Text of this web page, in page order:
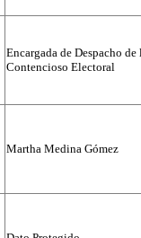
Encargada de Despacho
Contencioso Electoral
Martha Medina Gómez